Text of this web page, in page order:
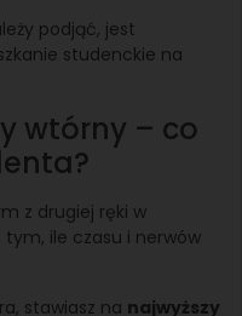
podjąć, jest
studenckie na
wtórny – co
z drugiej ręki w
ile czasu i nerwów
stawiasz na najwyższy